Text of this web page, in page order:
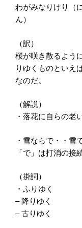
わがみなりけり（
ん）
（訳）
桜が咲き散るよう
りゆくものといえ
なのだ。
（解説）
・落花に自らの老
・雪ならで・・雪
「で」は打消の接
（掛詞）
・ふりゆく
– 降りゆく
– 古りゆく